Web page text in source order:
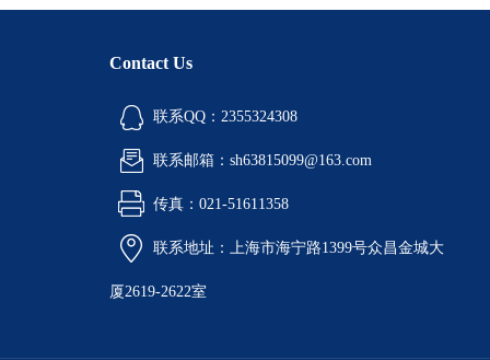
Contact Us
联系QQ：2355324308
联系邮箱：sh63815099@163.com
传真：021-51611358
联系地址：上海市海宁路1399号众昌金城大
厦2619-2622室